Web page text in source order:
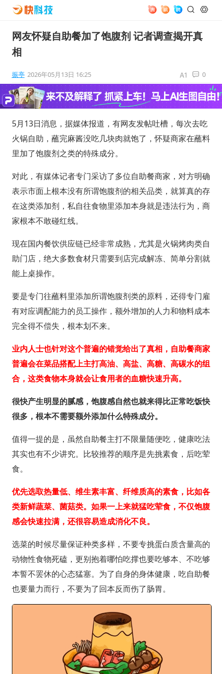
网友怀疑自助餐加了饱腹剂 记者调查揭开真
相
振亭 2026年05月13日 16:25 0
5月13日消息，据媒体报道，有网友发帖吐槽，每次去吃
火锅自助，蘸完麻酱没吃几块肉就饱了，怀疑商家在蘸料
里加了饱腹剂之类的特殊成分。
对此，有媒体记者专门采访了多位自助餐商家，对方明确
表示市面上根本没有所谓饱腹剂的相关品类，就算真的存
在这类添加剂，私自往食物里添加本身就是违法行为，商
家根本不敢碰红线。
现在国内餐饮供应链已经非常成熟，尤其是火锅烤肉类自
助门店，绝大多数食材只需要到店完成解冻、简单分割就
能上桌操作。
要是专门往蘸料里添加所谓饱腹剂类的原料，还得专门雇
有对应调配能力的员工操作，额外增加的人力和物料成本
完全得不偿失，根本划不来。
业内人士也针对这个普遍的错觉给出了真相，自助餐商家
普遍会在菜品搭配上主打高油、高盐、高糖、高碳水的组
合，这类食物本身就会让食用者的血糖快速升高。
很快产生明显的腻感，饱腹感自然也就来得比正常吃饭快
很多，根本不需要额外添加什么特殊成分。
值得一提的是，虽然自助餐主打不限量随便吃，健康吃法
其实也有不少讲究。比较推荐的顺序是先挑素食，后吃荤
食。
优先选取热量低、维生素丰富、纤维质高的素食，比如各
类新鲜蔬菜、菌菇类。如果一上来就猛吃荤食，不仅饱腹
感会快速拉满，还很容易造成消化不良。
选菜的时候尽量保证种类多样，不要专挑蛋白质含量高的
动物性食物死磕，更别抱着哪怕吃撑也要吃够本、不吃够
本誓不罢休的心态猛塞。为了自身的身体健康，吃自助餐
也要量力而行，不要为了回本反而伤了肠胃。